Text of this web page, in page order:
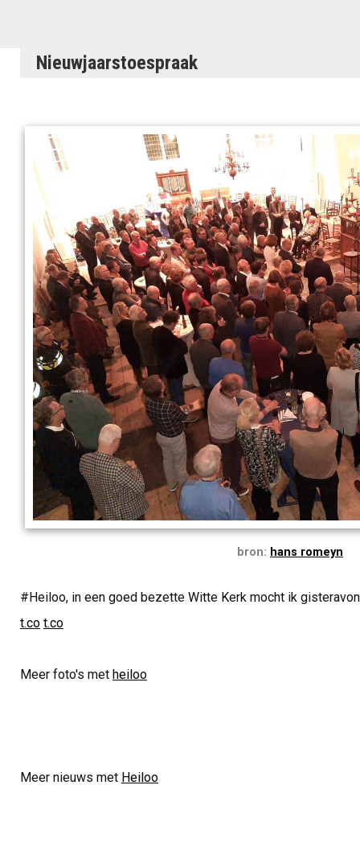
Nieuwjaarstoespraak
bron: hans romeyn
#Heiloo, in een goed bezette Witte Kerk mocht ik
t.co t.co
Meer foto's met heiloo
Meer nieuws met Heiloo